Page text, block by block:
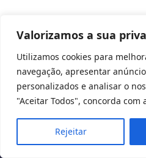
Valorizamos a sua
Utilizamos cookies para
navegação, apresentar
personalizados e analisar o
"Aceitar Todos", concorda com
Rejeitar
Copyright © 2026 Cascais
Powered by